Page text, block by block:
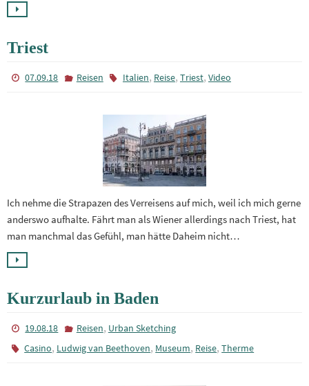
Triest
07.09.18 Reisen Italien, Reise, Triest, Video
Ich nehme die Strapazen des Verreisens auf mich, weil ich mich gerne
anderswo aufhalte. Fährt man als Wiener allerdings nach Triest, hat
man manchmal das Gefühl, man hätte Daheim nicht…
Kurzurlaub in Baden
19.08.18 Reisen, Urban Sketching
Casino, Ludwig van Beethoven, Museum, Reise,Therme